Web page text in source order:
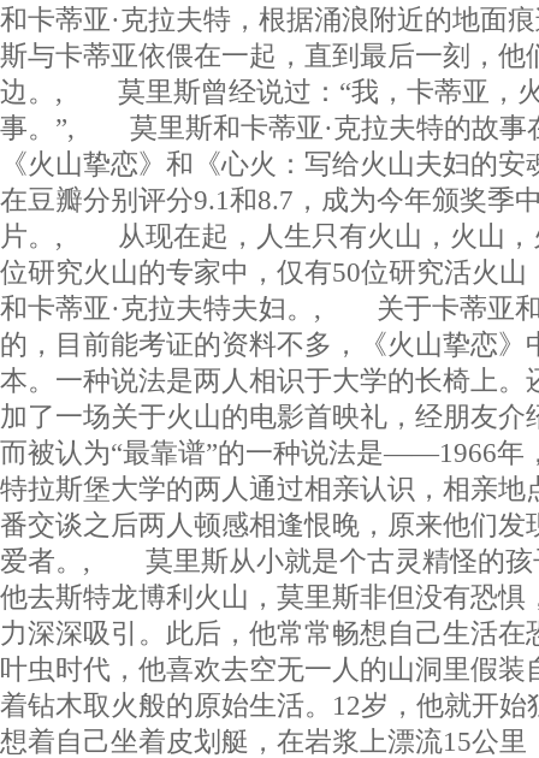
和卡蒂亚·克拉夫特，根据涌浪附近的地面
斯与卡蒂亚依偎在一起，直到最后一刻，他
边。, 莫里斯曾经说过：“我，卡蒂亚，
事。”, 莫里斯和卡蒂亚·克拉夫特的故事
《火山挚恋》和《心火：写给火山夫妇的
在豆瓣分别评分9.1和8.7，成为今年颁奖季
片。, 从现在起，人生只有火山，火山
位研究火山的专家中，仅有50位研究活火山
和卡蒂亚·克拉夫特夫妇。, 关于卡蒂亚
的，目前能考证的资料不多，《火山挚恋》
本。一种说法是两人相识于大学的长椅上。
加了一场关于火山的电影首映礼，经朋
而被认为“最靠谱”的一种说法是——1966年
特拉斯堡大学的两人通过相亲认识，相亲地
番交谈之后两人顿感相逢恨晚，原来他们发
爱者。, 莫里斯从小就是个古灵精怪的孩
他去斯特龙博利火山，莫里斯非但没有恐惧
力深深吸引。此后，他常常畅想自己生活在
叶虫时代，他喜欢去空无一人的山洞里假装
着钻木取火般的原始生活。12岁，他就开始
想着自己坐着皮划艇，在岩浆上漂流15公里